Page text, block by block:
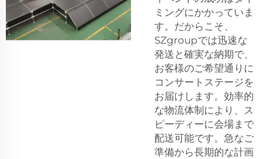
ミングにかかっていま
す。だからこそ、
SZgroupでは迅速な
発送と確実な納期で、
お客様のご希望通りに
コンサートステージを
お届けします。効率的
な物流体制により、ス
ピーディーに会場まで
配送可能です。急なご
準備から長期的な計画